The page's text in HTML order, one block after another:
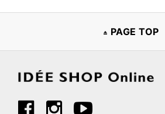
PAGE TOP